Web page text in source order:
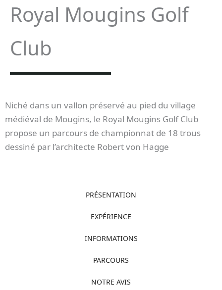
Royal Mougins Golf
Club
Niché dans un vallon préservé au pied du village
médiéval de Mougins, le Royal Mougins Golf Club
propose un parcours de championnat de 18 trous
dessiné par l’architecte Robert von Hagge
PRÉSENTATION
EXPÉRIENCE
INFORMATIONS
PARCOURS
NOTRE AVIS